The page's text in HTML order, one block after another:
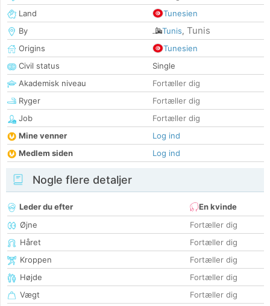
Land
Tunesien
By
Tunis, Tunis
Origins
Tunesien
Civil status
Single
Akademisk niveau
Fortæller dig
Ryger
Fortæller dig
Job
Fortæller dig
Mine venner
Log ind
Medlem siden
Log ind
Nogle flere detaljer
Leder du efter
En kvinde
Øjne
Fortæller dig
Håret
Fortæller dig
Kroppen
Fortæller dig
Højde
Fortæller dig
Vægt
Fortæller dig